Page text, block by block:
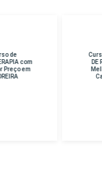
Curso de AUXILIAR
DE RAIO-X com o
Melhor Preço em